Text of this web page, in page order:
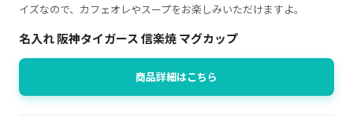
イズなので、カフェオレやスープをお楽しみいただけますよ。
名入れ 阪神タイガース 信楽焼 マグカップ
商品詳細はこちら